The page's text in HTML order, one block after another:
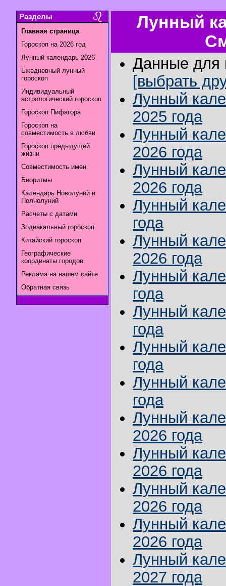
Разделы
Главная страница
Гороскоп на 2026 год
Лунный календарь 2026
Ежедневный лунный
гороскоп
Индивидуальный
астрологический гороскоп
Гороскоп Пифагора
Гороскоп на
совместимость в любви
Гороскоп предыдущей
жизни
Совместимость имен
Биоритмы
Календарь Новолуний и
Полнолуний
Расчеты с датами
Зодиакальный гороскоп
Китайский гороскоп
Географические
координаты городов
Реклама на нашем сайте
Обратная связь
Лунный
Данные для
[выбрать
Лунный
2025 года
Лунный
2026 года
Лунный
2026 года
Лунный
года
Лунный
2026 года
Лунный
года
Лунный
года
Лунный
года
Лунный
года
Лунный
2026 года
Лунный
2026 года
Лунный
2026 года
Лунный
2026 года
Лунный
2027 года